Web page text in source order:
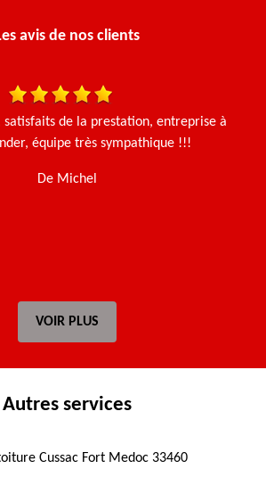
avis de nos clients
satisfaits de la prestation, entreprise à
équipe très sympathique !!!
De Michel
VOIR PLUS
Autres services
Cussac Fort Medoc 33460